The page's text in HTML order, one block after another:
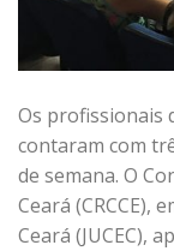
Os profissionais
contaram com
de semana. O
Ceará (CRCCE),
Ceará (JUCEC),